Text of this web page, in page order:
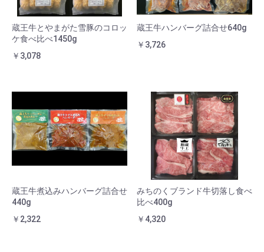
蔵王牛とやまがた雪豚のコロッ
ケ食べ比べ1450g
￥3,078
蔵王牛ハンバーグ詰合せ640g
￥3,726
蔵王牛煮込みハンバーグ詰合せ
440g
￥2,322
みちのくブランド牛切落し食べ
比べ400g
￥4,320